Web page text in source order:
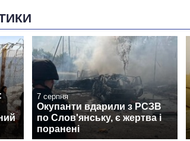
7 серпня
Окупанти вдарили з РСЗВ
по Слов'янську, є жертва і
поранені